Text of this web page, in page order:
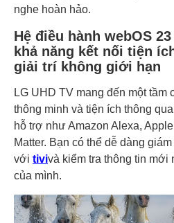
nghe hoàn hảo.
Hệ điều hành webOS
khả năng kết nối tiện
giải trí không giới hạn
LG UHD TV mang đến một tầm
thông minh và tiện ích thông
hỗ trợ như Amazon Alexa,
Matter. Bạn có thể dễ dàng
với tivivà kiểm tra thông tin mới
của mình.